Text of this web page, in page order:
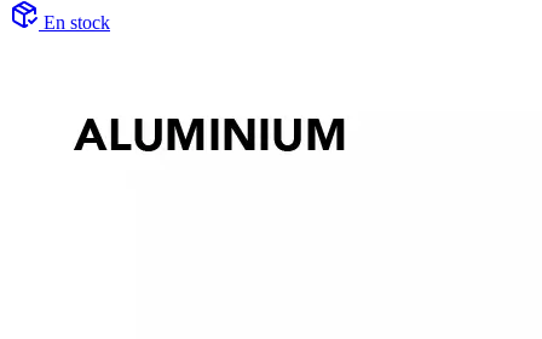
En stock